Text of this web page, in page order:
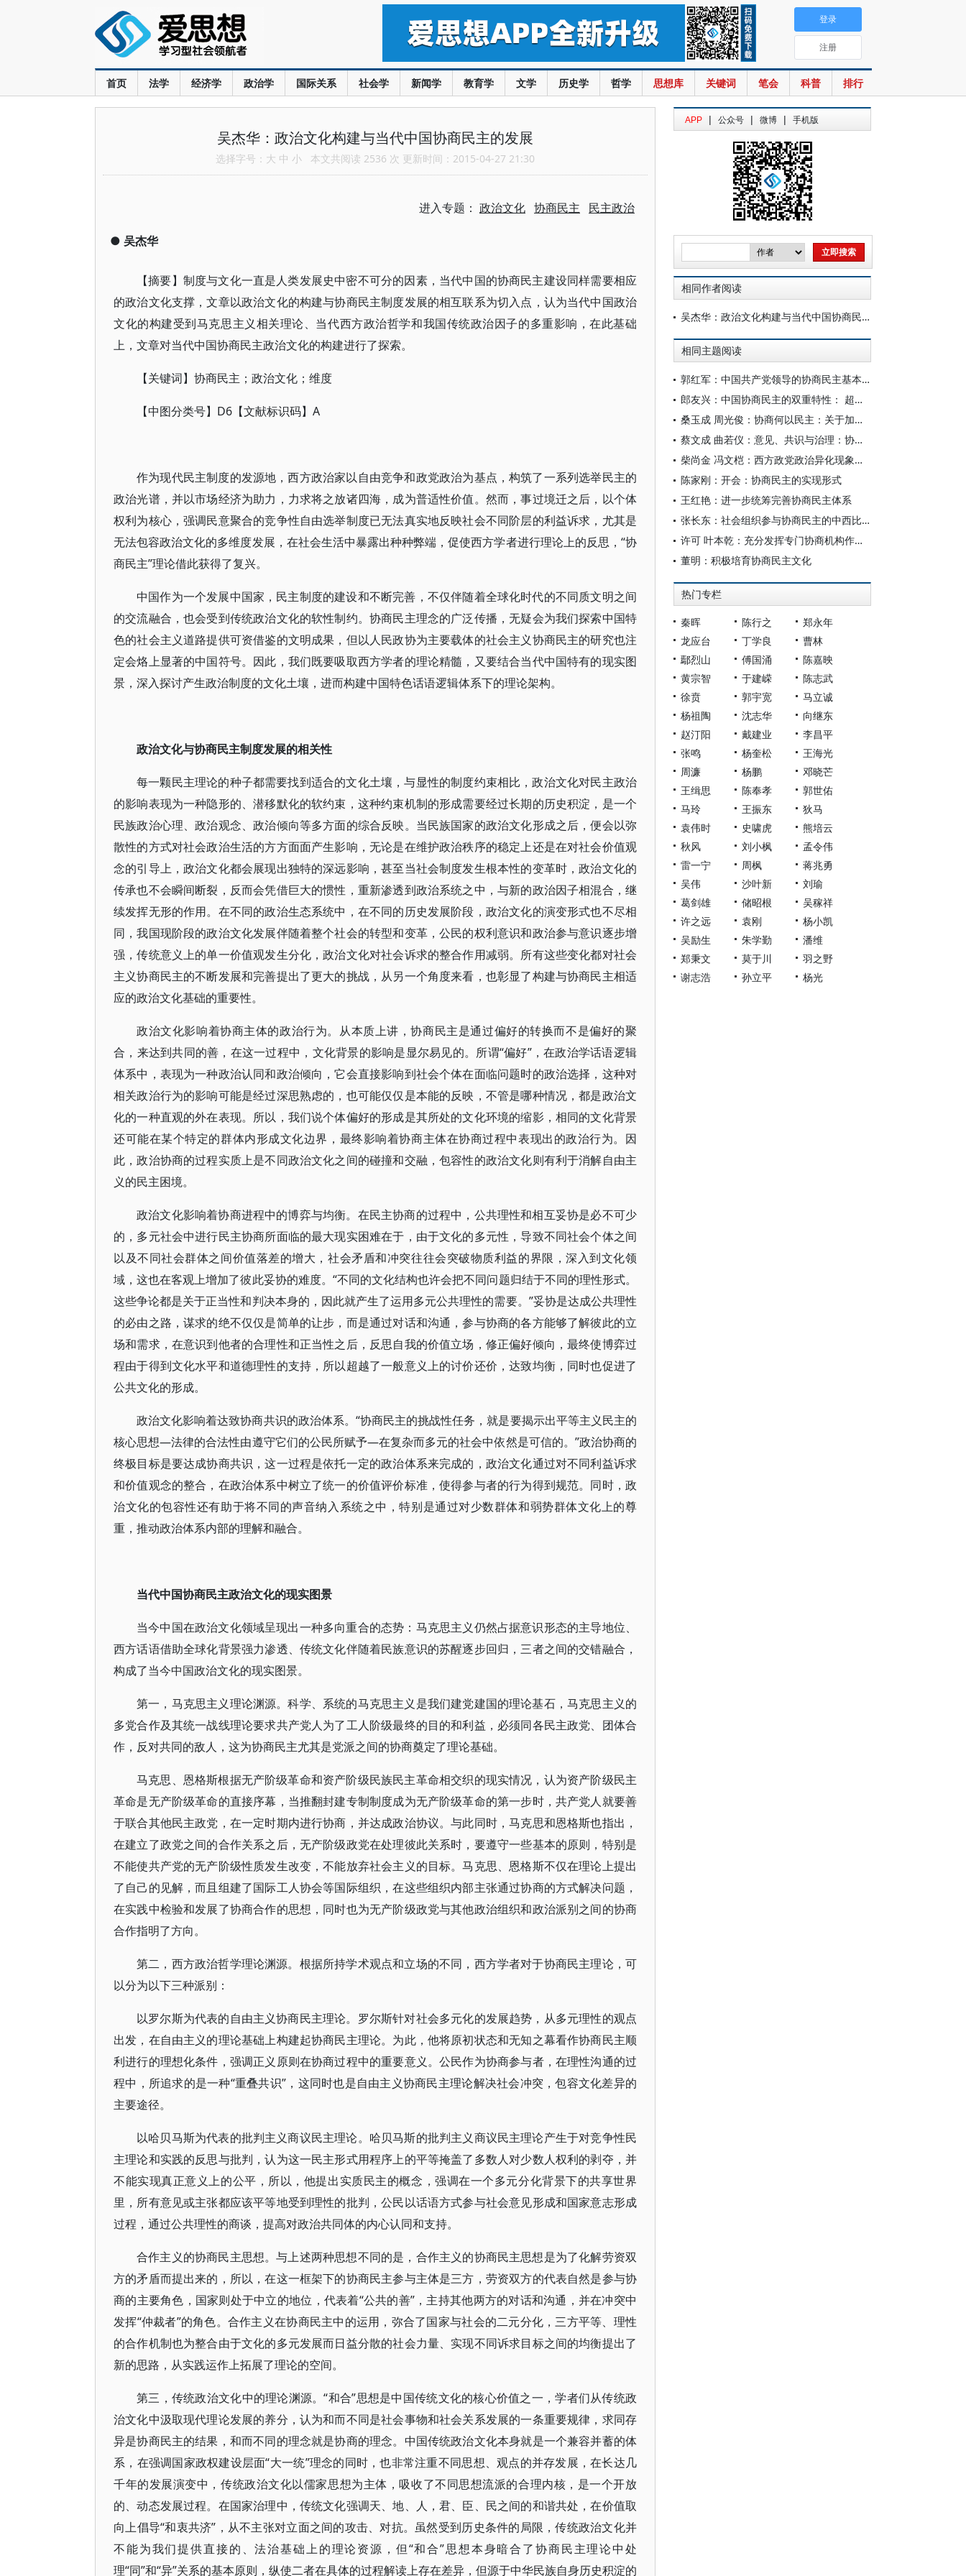
首页 法学 经济学 政治学 国际关系 社会学 新闻学 教育学 文学 历史学 哲学 思想库 关键词 笔会 科普 排行
登录
注册
吴杰华：政治文化构建与当代中国协商民主的发展
选择字号： 大 中 小 本文共阅读 2536 次 更新时间：2015-04-27 21:30
进入专题： 政治文化 协商民主 民主政治
● 吴杰华
【摘要】制度与文化一直是人类发展史中密不可分的因素，当代中国的协商民主建设同样需要相应
的政治文化支撑，文章以政治文化的构建与协商民主制度发展的相互联系为切入点，认为当代中国政治
文化的构建受到马克思主义相关理论、当代西方政治哲学和我国传统政治因子的多重影响，在此基础
上，文章对当代中国协商民主政治文化的构建进行了探索。
【关键词】协商民主；政治文化；维度
【中图分类号】D6【文献标识码】A
作为现代民主制度的发源地，西方政治家以自由竞争和政党政治为基点，构筑了一系列选举民主的
政治光谱，并以市场经济为助力，力求将之放诸四海，成为普适性价值。然而，事过境迁之后，以个体
权利为核心，强调民意聚合的竞争性自由选举制度已无法真实地反映社会不同阶层的利益诉求，尤其是
无法包容政治文化的多维度发展，在社会生活中暴露出种种弊端，促使西方学者进行理论上的反思，“协
商民主”理论借此获得了复兴。
中国作为一个发展中国家，民主制度的建设和不断完善，不仅伴随着全球化时代的不同质文明之间
的交流融合，也会受到传统政治文化的软性制约。协商民主理念的广泛传播，无疑会为我们探索中国特
色的社会主义道路提供可资借鉴的文明成果，但以人民政协为主要载体的社会主义协商民主的研究也注
定会烙上显著的中国符号。因此，我们既要吸取西方学者的理论精髓，又要结合当代中国特有的现实图
景，深入探讨产生政治制度的文化土壤，进而构建中国特色话语逻辑体系下的理论架构。
政治文化与协商民主制度发展的相关性
每一颗民主理论的种子都需要找到适合的文化土壤，与显性的制度约束相比，政治文化对民主政治
的影响表现为一种隐形的、潜移默化的软约束，这种约束机制的形成需要经过长期的历史积淀，是一个
民族政治心理、政治观念、政治倾向等多方面的综合反映。当民族国家的政治文化形成之后，便会以弥
散性的方式对社会政治生活的方方面面产生影响，无论是在维护政治秩序的稳定上还是在对社会价值观
念的引导上，政治文化都会展现出独特的深远影响，甚至当社会制度发生根本性的变革时，政治文化的
传承也不会瞬间断裂，反而会凭借巨大的惯性，重新渗透到政治系统之中，与新的政治因子相混合，继
续发挥无形的作用。在不同的政治生态系统中，在不同的历史发展阶段，政治文化的演变形式也不尽相
同，我国现阶段的政治文化发展伴随着整个社会的转型和变革，公民的权利意识和政治参与意识逐步增
强，传统意义上的单一价值观发生分化，政治文化对社会诉求的整合作用减弱。所有这些变化都对社会
主义协商民主的不断发展和完善提出了更大的挑战，从另一个角度来看，也彰显了构建与协商民主相适
应的政治文化基础的重要性。
政治文化影响着协商主体的政治行为。从本质上讲，协商民主是通过偏好的转换而不是偏好的聚
合，来达到共同的善，在这一过程中，文化背景的影响是显尔易见的。所谓“偏好”，在政治学话语逻辑
体系中，表现为一种政治认同和政治倾向，它会直接影响到社会个体在面临问题时的政治选择，这种对
相关政治行为的影响可能是经过深思熟虑的，也可能仅仅是本能的反映，不管是哪种情况，都是政治文
化的一种直观的外在表现。所以，我们说个体偏好的形成是其所处的文化环境的缩影，相同的文化背景
还可能在某个特定的群体内形成文化边界，最终影响着协商主体在协商过程中表现出的政治行为。因
此，政治协商的过程实质上是不同政治文化之间的碰撞和交融，包容性的政治文化则有利于消解自由主
义的民主困境。
政治文化影响着协商进程中的博弈与均衡。在民主协商的过程中，公共理性和相互妥协是必不可少
的，多元社会中进行民主协商所面临的最大现实困难在于，由于文化的多元性，导致不同社会个体之间
以及不同社会群体之间价值落差的增大，社会矛盾和冲突往往会突破物质利益的界限，深入到文化领
域，这也在客观上增加了彼此妥协的难度。“不同的文化结构也许会把不同问题归结于不同的理性形式。
这些争论都是关于正当性和判决本身的，因此就产生了运用多元公共理性的需要。”妥协是达成公共理性
的必由之路，谋求的绝不仅仅是简单的让步，而是通过对话和沟通，参与协商的各方能够了解彼此的立
场和需求，在意识到他者的合理性和正当性之后，反思自我的价值立场，修正偏好倾向，最终使博弈过
程由于得到文化水平和道德理性的支持，所以超越了一般意义上的讨价还价，达致均衡，同时也促进了
公共文化的形成。
政治文化影响着达致协商共识的政治体系。“协商民主的挑战性任务，就是要揭示出平等主义民主的
核心思想—法律的合法性由遵守它们的公民所赋予—在复杂而多元的社会中依然是可信的。”政治协商的
终极目标是要达成协商共识，这一过程是依托一定的政治体系来完成的，政治文化通过对不同利益诉求
和价值观念的整合，在政治体系中树立了统一的价值评价标准，使得参与者的行为得到规范。同时，政
治文化的包容性还有助于将不同的声音纳入系统之中，特别是通过对少数群体和弱势群体文化上的尊
重，推动政治体系内部的理解和融合。
当代中国协商民主政治文化的现实图景
当今中国在政治文化领域呈现出一种多向重合的态势：马克思主义仍然占据意识形态的主导地位、
西方话语借助全球化背景强力渗透、传统文化伴随着民族意识的苏醒逐步回归，三者之间的交错融合，
构成了当今中国政治文化的现实图景。
第一，马克思主义理论渊源。科学、系统的马克思主义是我们建党建国的理论基石，马克思主义的
多党合作及其统一战线理论要求共产党人为了工人阶级最终的目的和利益，必须同各民主政党、团体合
作，反对共同的敌人，这为协商民主尤其是党派之间的协商奠定了理论基础。
马克思、恩格斯根据无产阶级革命和资产阶级民族民主革命相交织的现实情况，认为资产阶级民主
革命是无产阶级革命的直接序幕，当推翻封建专制制度成为无产阶级革命的第一步时，共产党人就要善
于联合其他民主政党，在一定时期内进行协商，并达成政治协议。与此同时，马克思和恩格斯也指出，
在建立了政党之间的合作关系之后，无产阶级政党在处理彼此关系时，要遵守一些基本的原则，特别是
不能使共产党的无产阶级性质发生改变，不能放弃社会主义的目标。马克思、恩格斯不仅在理论上提出
了自己的见解，而且组建了国际工人协会等国际组织，在这些组织内部主张通过协商的方式解决问题，
在实践中检验和发展了协商合作的思想，同时也为无产阶级政党与其他政治组织和政治派别之间的协商
合作指明了方向。
第二，西方政治哲学理论渊源。根据所持学术观点和立场的不同，西方学者对于协商民主理论，可
以分为以下三种派别：
以罗尔斯为代表的自由主义协商民主理论。罗尔斯针对社会多元化的发展趋势，从多元理性的观点
出发，在自由主义的理论基础上构建起协商民主理论。为此，他将原初状态和无知之幕看作协商民主顺
利进行的理想化条件，强调正义原则在协商过程中的重要意义。公民作为协商参与者，在理性沟通的过
程中，所追求的是一种“重叠共识”，这同时也是自由主义协商民主理论解决社会冲突，包容文化差异的
主要途径。
以哈贝马斯为代表的批判主义商议民主理论。哈贝马斯的批判主义商议民主理论产生于对竞争性民
主理论和实践的反思与批判，认为这一民主形式用程序上的平等掩盖了多数人对少数人权利的剥夺，并
不能实现真正意义上的公平，所以，他提出实质民主的概念，强调在一个多元分化背景下的共享世界
里，所有意见或主张都应该平等地受到理性的批判，公民以话语方式参与社会意见形成和国家意志形成
过程，通过公共理性的商谈，提高对政治共同体的内心认同和支持。
合作主义的协商民主思想。与上述两种思想不同的是，合作主义的协商民主思想是为了化解劳资双
方的矛盾而提出来的，所以，在这一框架下的协商民主参与主体是三方，劳资双方的代表自然是参与协
商的主要角色，国家则处于中立的地位，代表着“公共的善”，主持其他两方的对话和沟通，并在冲突中
发挥“仲裁者”的角色。合作主义在协商民主中的运用，弥合了国家与社会的二元分化，三方平等、理性
的合作机制也为整合由于文化的多元发展而日益分散的社会力量、实现不同诉求目标之间的均衡提出了
新的思路，从实践运作上拓展了理论的空间。
第三，传统政治文化中的理论渊源。“和合”思想是中国传统文化的核心价值之一，学者们从传统政
治文化中汲取现代理论发展的养分，认为和而不同是社会事物和社会关系发展的一条重要规律，求同存
异是协商民主的结果，和而不同的理念就是协商的理念。中国传统政治文化本身就是一个兼容并蓄的体
系，在强调国家政权建设层面“大一统”理念的同时，也非常注重不同思想、观点的并存发展，在长达几
千年的发展演变中，传统政治文化以儒家思想为主体，吸收了不同思想流派的合理内核，是一个开放
的、动态发展过程。在国家治理中，传统文化强调天、地、人，君、臣、民之间的和谐共处，在价值取
向上倡导“和衷共济”，从不主张对立面之间的攻击、对抗。虽然受到历史条件的局限，传统政治文化并
不能为我们提供直接的、法治基础上的理论资源，但“和合”思想本身暗合了协商民主理论中处
理“同”和“异”关系的基本原则，纵使二者在具体的过程解读上存在差异，但源于中华民族自身历史积淀的
APP | 公众号 | 微博 | 手机版
相同作者阅读
吴杰华：政治文化构建与当代中国协商民主的发展
相同主题阅读
郭红军：中国共产党领导的协商民主基本特征的哲学审视
郎友兴：中国协商民主的双重特性： 超越民主、超越协商
桑玉成 周光俊：协商何以民主：关于加强人民政协制度化规范化程序化功能建设的思考
蔡文成 曲若仪：意见、共识与治理：协商民主的核心运行机理
柴尚金 冯文桤：西方政党政治异化现象的多维探析
陈家刚：开会：协商民主的实现形式
王红艳：进一步统筹完善协商民主体系
张长东：社会组织参与协商民主的中西比较
许可 叶本乾：充分发挥专门协商机构作用 把强国建设、民族复兴伟业不断推向前进
董明：积极培育协商民主文化
热门专栏
秦晖 陈行之
郑永年
龙应台
丁学良
曹林
鄢烈山
傅国涌
陈嘉映
黄宗智
于建嵘
陈志武
徐贲
郭宇宽
马立诚
杨祖陶
沈志华
向继东
赵汀阳
戴建业
李昌平
张鸣
杨奎松
王海光
周濂
杨鹏
邓晓芒
王缉思
陈奉孝
郭世佑
马玲
王振东
狄马
袁伟时
史啸虎
熊培云
秋风
刘小枫
孟令伟
雷一宁
周枫
蒋兆勇
吴伟
沙叶新
刘瑜
葛剑雄
储昭根
吴稼祥
许之远
袁刚
杨小凯
吴励生
朱学勤
潘维
郑秉文
莫于川
羽之野
谢志浩
孙立平 杨光